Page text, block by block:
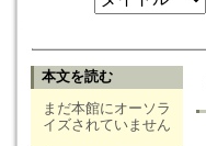
本文を読む
まだ本館にオーソラ
イズされていません